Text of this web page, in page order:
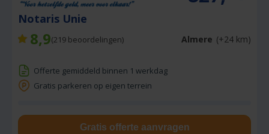
Notaris Unie
8,9(219 beoordelingen) Almere (+24 km)
Offerte gemiddeld binnen 1 werkdag
Gratis parkeren op eigen terrein
Gratis offerte aanvragen